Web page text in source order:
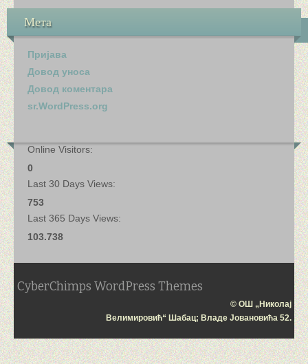
Мета
Пријава
Довод уноса
Довод коментара
sr.WordPress.org
Online Visitors:
0
Last 30 Days Views:
753
Last 365 Days Views:
103.738
CyberChimps WordPress Themes
© ОШ „Николај
Велимировић“ Шабац; Владе Јовановића 52.